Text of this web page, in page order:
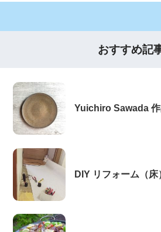
おすすめ記
Yuichiro Sawada 作
DIY リフォーム（床